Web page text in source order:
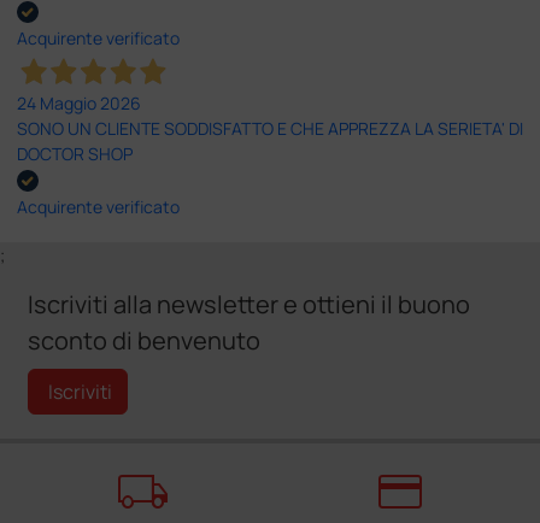
Acquirente verificato
24 Maggio 2026
SONO UN CLIENTE SODDISFATTO E CHE APPREZZA LA SERIETA' DI
DOCTOR SHOP
Acquirente verificato
;
Iscriviti alla newsletter e ottieni il buono
sconto di benvenuto
Iscriviti
local_shipping credit_card